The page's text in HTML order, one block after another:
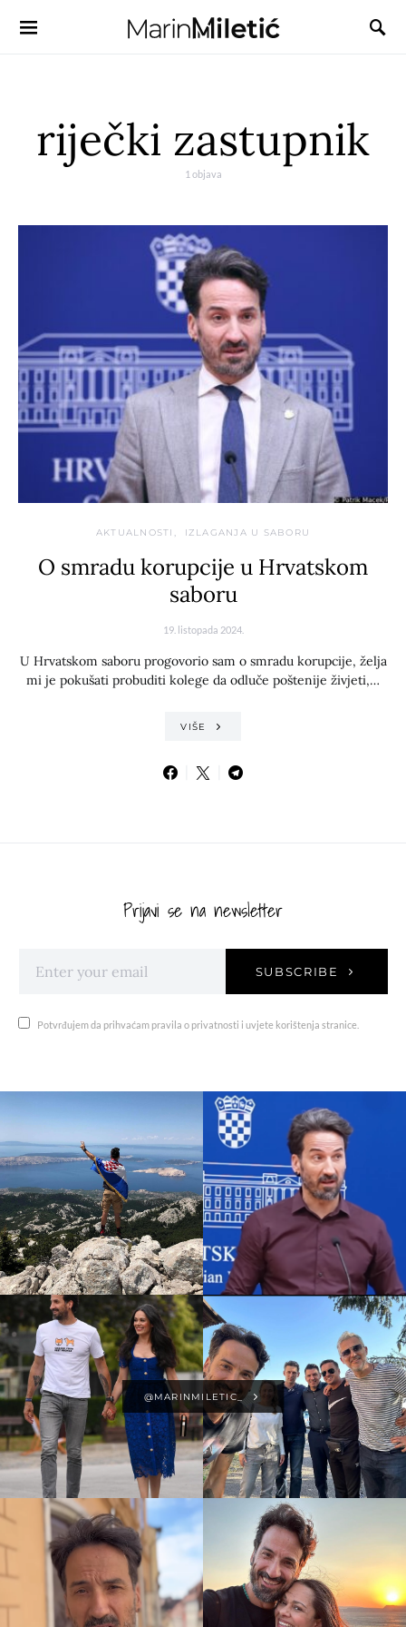
riječki zastupnik
1 objava
AKTUALNOSTI IZLAGANJA U SABORU
O smradu korupcije u Hrvatskom
saboru
19. listopada 2024.
U Hrvatskom saboru progovorio sam o smradu korupcije, želja
mi je pokušati probuditi kolege da odluče poštenije živjeti,…
VIŠE
Prijavi se na newsletter
SUBSCRIBE
Potvrđujem da prihvaćam pravila o privatnosti i uvjete korištenja stranice.
@MARINMILETIC_